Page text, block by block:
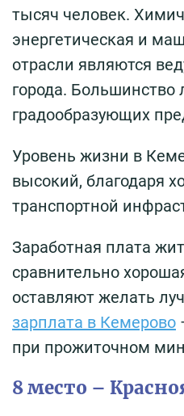
тысяч человек.
энергетическая и
отрасли являются
города.
градообразующих
Уровень жизни в
высокий, благодаря
транспортной
Заработная плата
сравнительно
оставляют желать
зарплата в Кемерово
при прожиточном
8 место –